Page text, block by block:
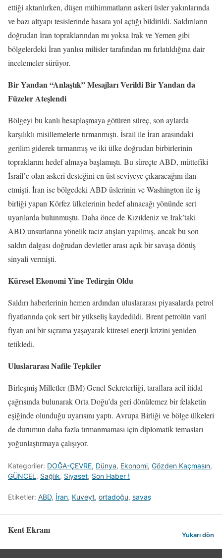
ettiği aktarılırken, düşen mühimmatların askeri üsler yakınlarında
ve bazı altyapı tesislerinde hasara yol açtığı bildirildi. Saldırıların
doğrudan İran topraklarından mı yoksa Irak ve Yemen gibi
bölgelerdeki İran yanlısı milisler tarafından mı fırlatıldığına dair
incelemeler sürüyor.
Bir Yandan “Anlaştık” Mesajları Verildi Bir Yandan da
Füzeler Ateşlendi
Bölgeyi bu kanlı hesaplaşmaya götüren süreç, son aylarda
karşılıklı misillemelerle tırmanmıştı. İsrail ile İran arasındaki
gerilim giderek tırmanmış ve iki ülke doğrudan birbirlerinin
topraklarını hedef almaya başlamıştı. Bu süreçte ABD, müttefiki
İsrail’e olan askeri desteğini en üst seviyeye çıkaracağını ilan
etmişti. İran ise bölgedeki ABD üslerinin ve Washington ile iş
birliği yapan Körfez ülkelerinin hedef alınacağı yönünde sert
uyarılarda bulunmuştu. Daha önce de Kızıldeniz ve Irak’taki
ABD unsurlarına yönelik taciz atışları yapılmış, ancak bu son
saldırı dalgası doğrudan devletler arası açık bir savaşa dönüş
sinyali vermişti.
Küresel Ekonomi Yine Tedirgin Oldu
Saldırı haberlerinin hemen ardından uluslararası piyasalarda petrol
fiyatlarında çok sert bir yükseliş kaydedildi. Brent petrolün varil
fiyatı ani bir sıçrama yaşayarak küresel enerji krizini yeniden
tetikledi.
Uluslararası Nafile Tepkiler
Birleşmiş Milletler (BM) Genel Sekreterliği, taraflara acil itidal
çağrısında bulunarak Orta Doğu’da geri dönülemez bir felaketin
eşiğinde olunduğu uyarısını yaptı. Avrupa Birliği ve bölge ülkeleri
de durumun daha fazla tırmanmaması için diplomatik temasları
yoğunlaştırmaya çalışıyor.
Kategoriler: DOĞA-ÇEVRE, Dünya, Ekonomi, Gözden Kaçmasın,
GÜNCEL , Sağlık, Siyaset, Son Haber !
Etiketler: ABD, İran, Kuveyt, ortadoğu, savaş
Kent Ekranı Yukarı dön